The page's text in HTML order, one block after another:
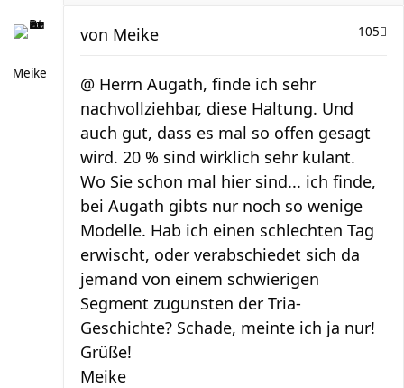
Meike
105
von Meike
@ Herrn Augath, finde ich sehr
nachvollziehbar, diese Haltung. Und
auch gut, dass es mal so offen gesagt
wird. 20 % sind wirklich sehr kulant.
Wo Sie schon mal hier sind... ich finde,
bei Augath gibts nur noch so wenige
Modelle. Hab ich einen schlechten Tag
erwischt, oder verabschiedet sich da
jemand von einem schwierigen
Segment zugunsten der Tria-
Geschichte? Schade, meinte ich ja nur!
Grüße!
Meike